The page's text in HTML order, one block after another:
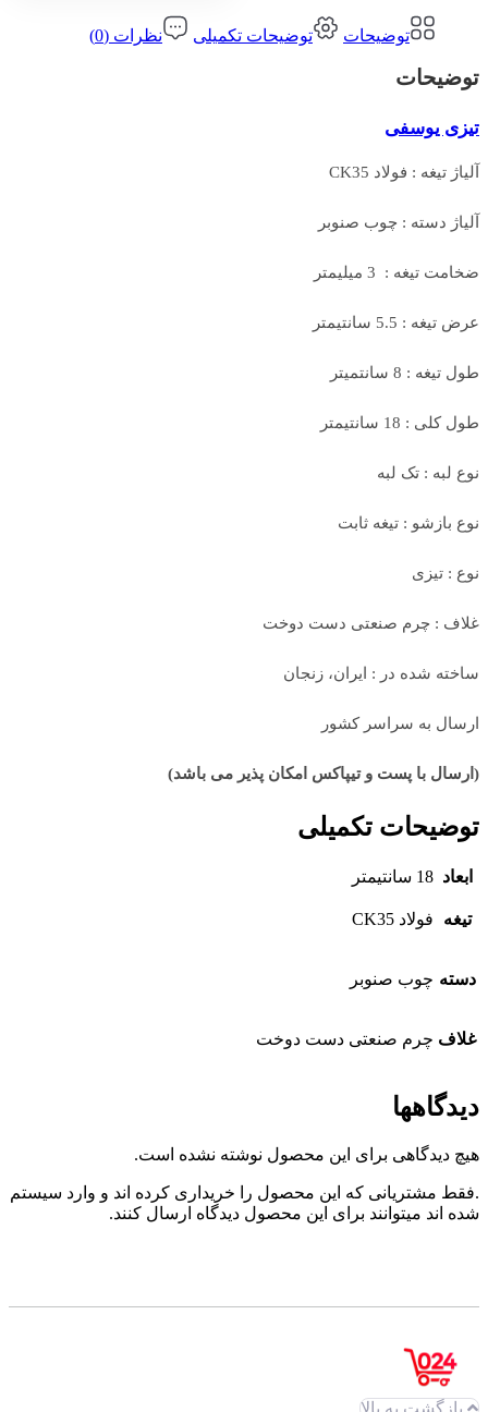
توضیحات توضیحات تکمیلی نظرات (0)
توضیحات
تیزی یوسفی
آلیاژ تیغه : فولاد CK35
آلیاژ دسته : چوب صنوبر
ضخامت تیغه : 3 میلیمتر
عرض تیغه : 5.5 سانتیمتر
طول تیغه : 8 سانتمیتر
طول کلی : 18 سانتیمتر
نوع لبه : تک لبه
نوع بازشو : تیغه ثابت
نوع : تیزی
غلاف : چرم صنعتی دست دوخت
ساخته شده در : ایران، زنجان
ارسال به سراسر کشور
(ارسال با پست و تیپاکس امکان پذیر می باشد)
توضیحات تکمیلی
ابعاد 18 سانتیمتر
تیغه فولاد CK35
دسته چوب صنوبر
غلاف چرم صنعتی دست دوخت
دیدگاهها
هیچ دیدگاهی برای این محصول نوشته نشده است.
.فقط مشتریانی که این محصول را خریداری کرده اند و وارد سیستم
شده اند میتوانند برای این محصول دیدگاه ارسال کنند.
بازگشت به بالا